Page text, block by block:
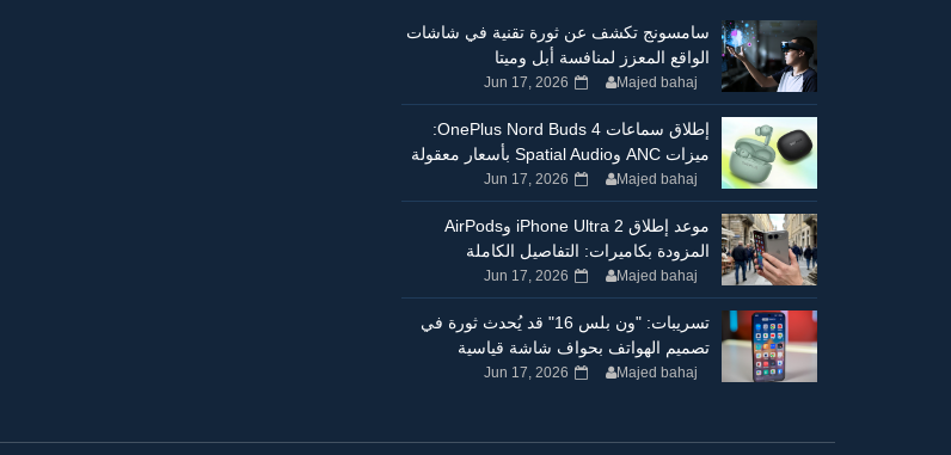
سامسونج تكشف عن ثورة تقنية في شاشات
الواقع المعزز لمنافسة أبل وميتا
Majed bahaj
Jun 17, 2026
إطلاق سماعات OnePlus Nord Buds 4:
ميزات ANC وSpatial Audio بأسعار معقولة
Majed bahaj
Jun 17, 2026
موعد إطلاق iPhone Ultra 2 وAirPods
المزودة بكاميرات: التفاصيل الكاملة
Majed bahaj
Jun 17, 2026
تسريبات: "ون بلس 16" قد يُحدث ثورة في
تصميم الهواتف بحواف شاشة قياسية
Majed bahaj
Jun 17, 2026